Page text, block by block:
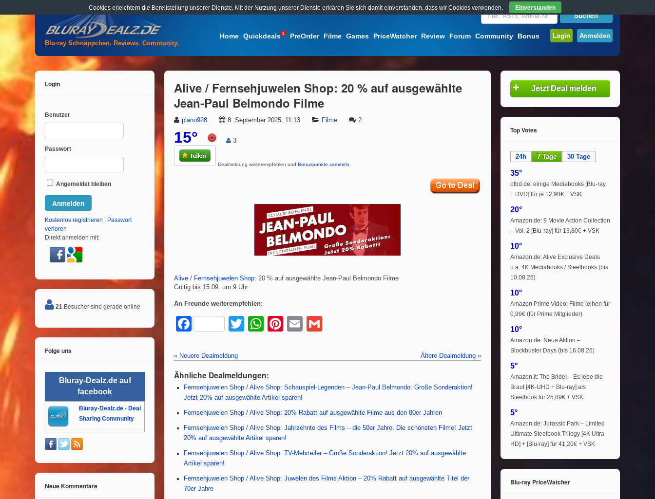
Blu-ray Schnäppchen. Reviews. Community.
Home Quickdeals1 PreOrder Filme Games PriceWatcher Review Forum Community Bonus Login Anmelden
Alive / Fernsehjuwelen Shop: 20 % auf ausgewählte
Jean-Paul Belmondo Filme
piano928 8. September 2025, 11:13 Filme 2
15° 3
Dealmeldung weiterempfehlen und Bonuspunkte sammeln
Alive / Fernsehjuwelen Shop: 20 % auf ausgewählte Jean-Paul Belmondo Filme
Gültig bis 15.09. um 9 Uhr
An Freunde weiterempfehlen:
F
c
e
b
o
o
k
T
er
W
s
A
p
p
Pi
st
E
« Neuere Dealmeldung Ältere Dealmeldung »
Ähnliche Dealmeldungen:
Fernsehjuwelen Shop / Alive Shop: Schauspiel-Legenden – Jean-Paul Belmondo: Große Sonderaktion!
Jetzt 20% auf ausgewählte Artikel sparen!
Fernsehjuwelen Shop / Alive Shop: 20% Rabatt auf ausgewählte Filme aus den 80er Jahren
Fernsehjuwelen Shop / Alive Shop: Jahrzehnte des Films – die 50er Jahre. Die schönsten Filme! Jetzt
20% auf ausgewählte Artikel sparen!
Fernsehjuwelen Shop / Alive Shop: TV-Mehrteiler – Große Sonderaktion! Jetzt 20% auf ausgewählte
Artikel sparen!
Fernsehjuwelen Shop / Alive Shop: Juwelen des Films Aktion – 20% Rabatt auf ausgewählte Titel der
70er Jahre
Login
Benutzer
Passwort
Angemeldet bleiben
Kostenlos registrieren
Passwort
verloren
Direkt anmelden mit:
21 Besucher sind gerade online
Folge uns
Bluray-Dealz.de auf
facebook
Bluray-Dealz.de - Deal
Sharing Community
Neue Kommentare
+ Jetzt Deal melden
Top Votes
24h 7 Tage 30 Tage
35°
ofbd.de: einige Mediabooks [Blu-ray
+ DVD] für je 12,98€ + VSK
20°
Amazon.de: 9 Movie Action Collection
– Vol. 2 [Blu-ray] für 13,80€ + VSK
10°
Amazon.de: Alive Exclusive Deals
u.a. 4K Mediabooks / Steelbooks (bis
10.08.26)
10°
Amazon Prime Video: Filme leihen für
0,99€ (für Prime Mitglieder)
10°
Amazon.de: Neue Aktion –
Blockbuster Days (bis 16.08.26)
5°
Amazon.it: The Bride! – Es lebe die
Braut [4K-UHD + Blu-ray] als
Steelbook für 25,89€ + VSK
5°
Amazon.de: Jurassic Park – Limited
Ultimate Steelbook Trilogy [4K Ultra
HD] + [Blu-ray] für 41,20€ + VSK
Blu-ray PriceWatcher
Cookies erleichtern die Bereitstellung unserer Dienste. Mit der Nutzung unserer Dienste erklären Sie sich damit einverstanden, dass wir Cookies verwenden. Einverstanden